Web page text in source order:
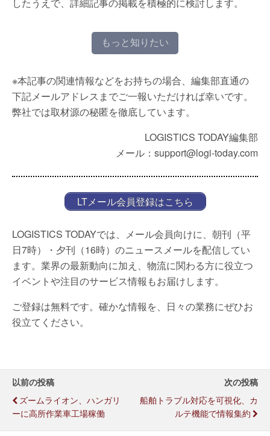
したうえで、詳細記事の掲載を積極的に検討します。
もっと知りたい
※本記事の関連情報などをお持ちの場合、編集部直通の
下記メールアドレスまでご一報いただければ幸いです。
弊社では取材源の秘匿を徹底しています。
LOGISTICS TODAY編集部
メール：support@logi-today.com
LTメール会員登録はこちら
LOGISTICS TODAYでは、メール会員向けに、朝刊（平
日7時）・夕刊（16時）のニュースメールを配信してい
ます。業界の最新動向に加え、物流に関わる方に役立つ
イベントや注目のサービス情報もお届けします。
ご登録は無料です。確かな情報を、日々の業務にぜひお
役立てください。
以前の投稿
ズームライオン、ハンガリ
ーに高所作業車工場稼働
次の投稿
船舶トラブル対応を可視化、カ
ルテ機能で情報集約